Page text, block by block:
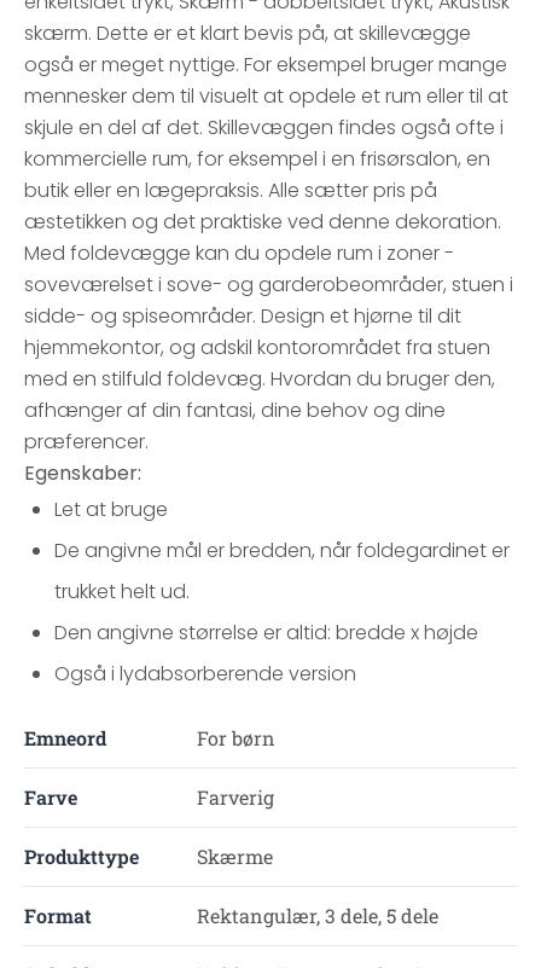
skærm. Dette er et klart bevis på, at skillevægge
også er meget nyttige. For eksempel bruger mange
mennesker dem til visuelt at opdele et rum eller til at
skjule en del af det. Skillevæggen findes også ofte i
kommercielle rum, for eksempel i en frisørsalon, en
butik eller en lægepraksis. Alle sætter pris på
æstetikken og det praktiske ved denne dekoration.
Med foldevægge kan du opdele rum i zoner -
soveværelset i sove- og garderobeområder, stuen i
sidde- og spiseområder. Design et hjørne til dit
hjemmekontor, og adskil kontorområdet fra stuen
med en stilfuld foldevæg. Hvordan du bruger den,
afhænger af din fantasi, dine behov og dine
præferencer.
Egenskaber:
Let at bruge
De angivne mål er bredden, når foldegardinet er
trukket helt ud.
Den angivne størrelse er altid: bredde x højde
Også i lydabsorberende version
Emneord For børn
Farve Farverig
Produkttype Skærme
Format Rektangulær, 3 dele, 5 dele